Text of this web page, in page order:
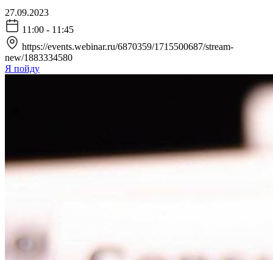
27.09.2023
11:00 - 11:45
https://events.webinar.ru/6870359/1715500687/stream-
new/1883334580
Я пойду